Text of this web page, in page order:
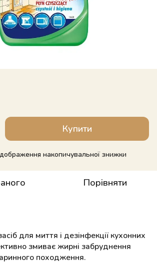
Купити
накопичувальної знижки
Порівняти
для миття і дезінфекції кухонних
змиває жирні забруднення
походження.